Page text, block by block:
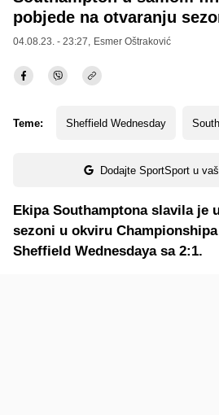
pobjede na otvaranju
04.08.23. - 23:27, Esmer Oštraković
Teme: Sheffield Wednesday
Dodajte SportSport u
Ekipa Southamptona slavila je
sezoni u okviru
Sheffield Wednesdaya sa 2:1.